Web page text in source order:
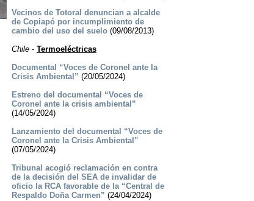
Vecinos de Totoral denuncian a alcalde
de Copiapó por incumplimiento de
cambio del uso del suelo(09/08/2013)
Chile- Termoeléctricas
Documental “Voces de Coronel ante la
Crisis Ambiental” (20/05/2024)
Estreno del documental “Voces de
Coronel ante la crisis ambiental”
(14/05/2024)
Lanzamiento del documental “Voces de
Coronel ante la Crisis Ambiental”
(07/05/2024)
Tribunal acogió reclamación en contra
de la decisión del SEA de invalidar de
oficio la RCA favorable de la “Central de
Respaldo Doña Carmen” (24/04/2024)